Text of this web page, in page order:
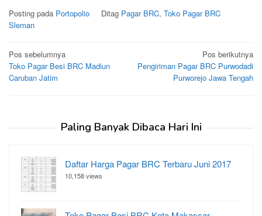
Posting pada Portopolio Ditag Pagar BRC, Toko Pagar BRC
Sleman
Navigasi
pos
Pos sebelumnya
Toko Pagar Besi BRC Madiun
Caruban Jatim
Pos berikutnya
Pengiriman Pagar BRC Purwodadi
Purworejo Jawa Tengah
Paling Banyak Dibaca Hari Ini
Daftar Harga Pagar BRC Terbaru Juni 2017
10,158 views